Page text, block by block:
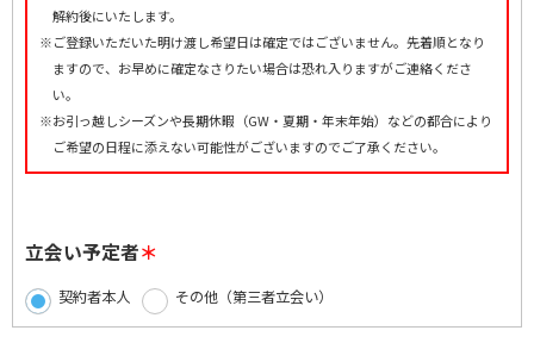
解約後にいたします。
※ご登録いただいた明け渡し希望日は確定ではございません。先着順となり
ますので、お早めに確定なさりたい場合は恐れ入りますがご連絡くださ
い。
※お引っ越しシーズンや長期休暇（GW・夏期・年末年始）などの都合により
ご希望の日程に添えない可能性がございますのでご了承ください。
立会い予定者
契約者本人 その他（第三者立会い）